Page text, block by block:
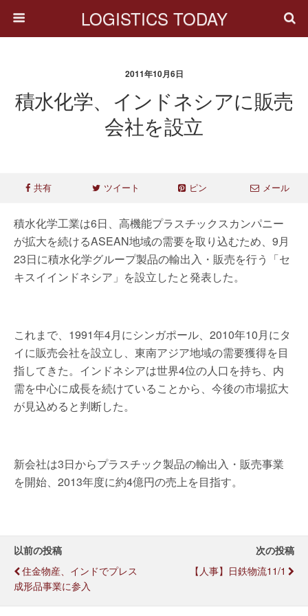
LOGISTICS TODAY
2011年10月6日
積水化学、インドネシアに販売
会社を設立
共有 ツイート ピン メール
積水化学工業は6日、高機能プラスチックスカンパニー
が拡大を続けるASEAN地域の需要を取り込むため、9月
23日に積水化学グループ製品の輸出入・販売を行う「セ
キスイインドネシア」を設立したと発表した。
これまで、1991年4月にシンガポール、2010年10月にタ
イに販売会社を設立し、東南アジア地域の需要獲得を目
指してきた。インドネシアは世界4位の人口を持ち、内
需を中心に成長を続けていることから、今後の市場拡大
が見込めると判断した。
新会社は3日からプラスチック製品の輸出入・販売事業
を開始、2013年度に約4億円の売上を目指す。
以前の投稿
住金物産、インドでプレス
成形品事業に参入
次の投稿
【人事】日鉄物流11/1